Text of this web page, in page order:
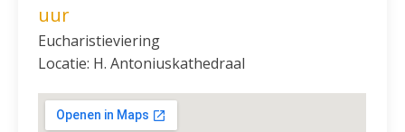
uur
Eucharistieviering
Locatie: H. Antoniuskathedraal